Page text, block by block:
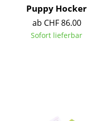
Tabletts
Büroutensilien
Puppy Hocker
ab CHF 86.00
Sofort lieferbar